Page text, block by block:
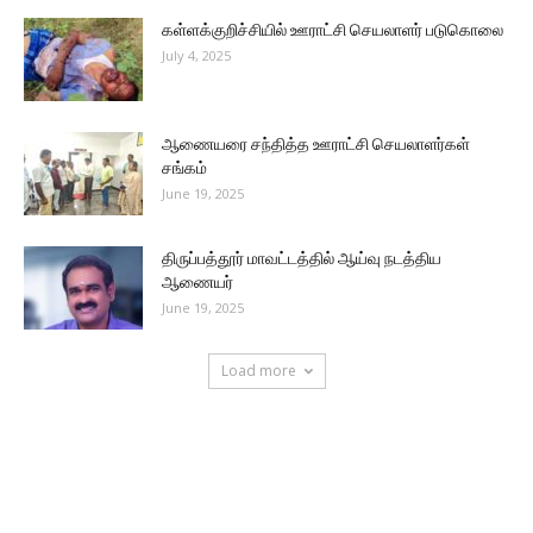
கள்ளக்குறிச்சியில் ஊராட்சி செயலாளர் படுகொலை
July 4, 2025
ஆணையரை சந்தித்த ஊராட்சி செயலாளர்கள்
சங்கம்
June 19, 2025
திருப்பத்தூர் மாவட்டத்தில் ஆய்வு நடத்திய
ஆணையர்
June 19, 2025
Load more